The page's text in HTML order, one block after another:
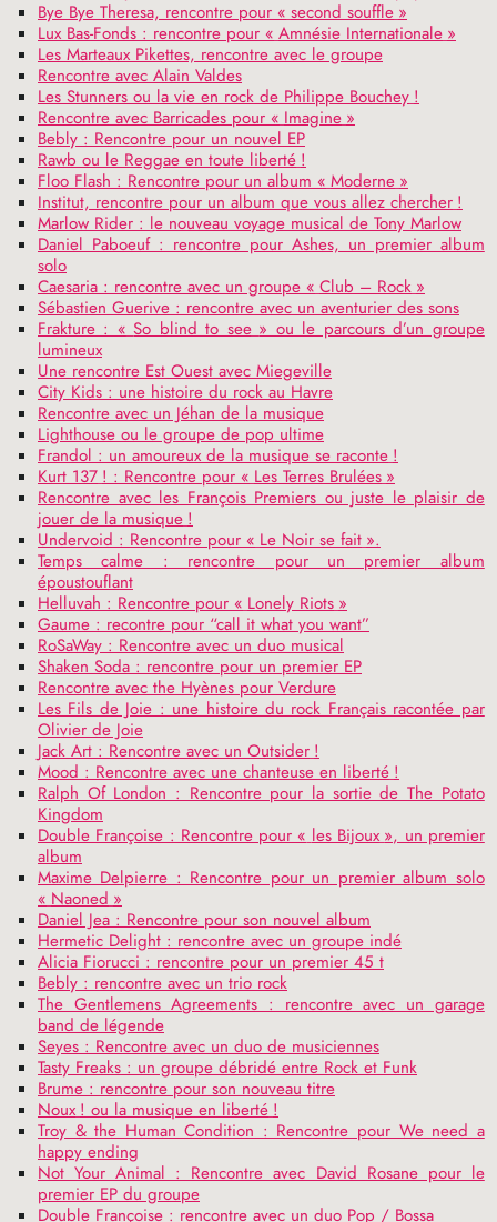
Bye Bye Theresa, rencontre pour « second souffle »
Lux Bas-Fonds : rencontre pour « Amnésie Internationale »
Les Marteaux Pikettes, rencontre avec le groupe
Rencontre avec Alain Valdes
Les Stunners ou la vie en rock de Philippe Bouchey !
Rencontre avec Barricades pour « Imagine »
Bebly : Rencontre pour un nouvel EP
Rawb ou le Reggae en toute liberté !
Floo Flash : Rencontre pour un album « Moderne »
Institut, rencontre pour un album que vous allez chercher !
Marlow Rider : le nouveau voyage musical de Tony Marlow
Daniel Paboeuf : rencontre pour Ashes, un premier album
solo
Caesaria : rencontre avec un groupe « Club – Rock »
Sébastien Guerive : rencontre avec un aventurier des sons
Frakture : « So blind to see » ou le parcours d’un groupe
lumineux
Une rencontre Est Ouest avec Miegeville
City Kids : une histoire du rock au Havre
Rencontre avec un Jéhan de la musique
Lighthouse ou le groupe de pop ultime
Frandol : un amoureux de la musique se raconte !
Kurt 137 ! : Rencontre pour « Les Terres Brulées »
Rencontre avec les François Premiers ou juste le plaisir de
jouer de la musique !
Undervoid : Rencontre pour « Le Noir se fait ».
Temps calme : rencontre pour un premier album
époustouflant
Helluvah : Rencontre pour « Lonely Riots »
Gaume : recontre pour “call it what you want”
RoSaWay : Rencontre avec un duo musical
Shaken Soda : rencontre pour un premier EP
Rencontre avec the Hyènes pour Verdure
Les Fils de Joie : une histoire du rock Français racontée par
Olivier de Joie
Jack Art : Rencontre avec un Outsider !
Mood : Rencontre avec une chanteuse en liberté !
Ralph Of London : Rencontre pour la sortie de The Potato
Kingdom
Double Françoise : Rencontre pour « les Bijoux », un premier
album
Maxime Delpierre : Rencontre pour un premier album solo
« Naoned »
Daniel Jea : Rencontre pour son nouvel album
Hermetic Delight : rencontre avec un groupe indé
Alicia Fiorucci : rencontre pour un premier 45 t
Bebly : rencontre avec un trio rock
The Gentlemens Agreements : rencontre avec un garage
band de légende
Seyes : Rencontre avec un duo de musiciennes
Tasty Freaks : un groupe débridé entre Rock et Funk
Brume : rencontre pour son nouveau titre
Noux ! ou la musique en liberté !
Troy & the Human Condition : Rencontre pour We need a
happy ending
Not Your Animal : Rencontre avec David Rosane pour le
premier EP du groupe
Double Françoise : rencontre avec un duo Pop / Bossa